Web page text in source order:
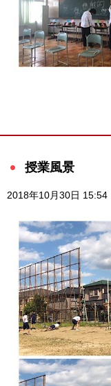
授業風景
2018年10月30日 15:54